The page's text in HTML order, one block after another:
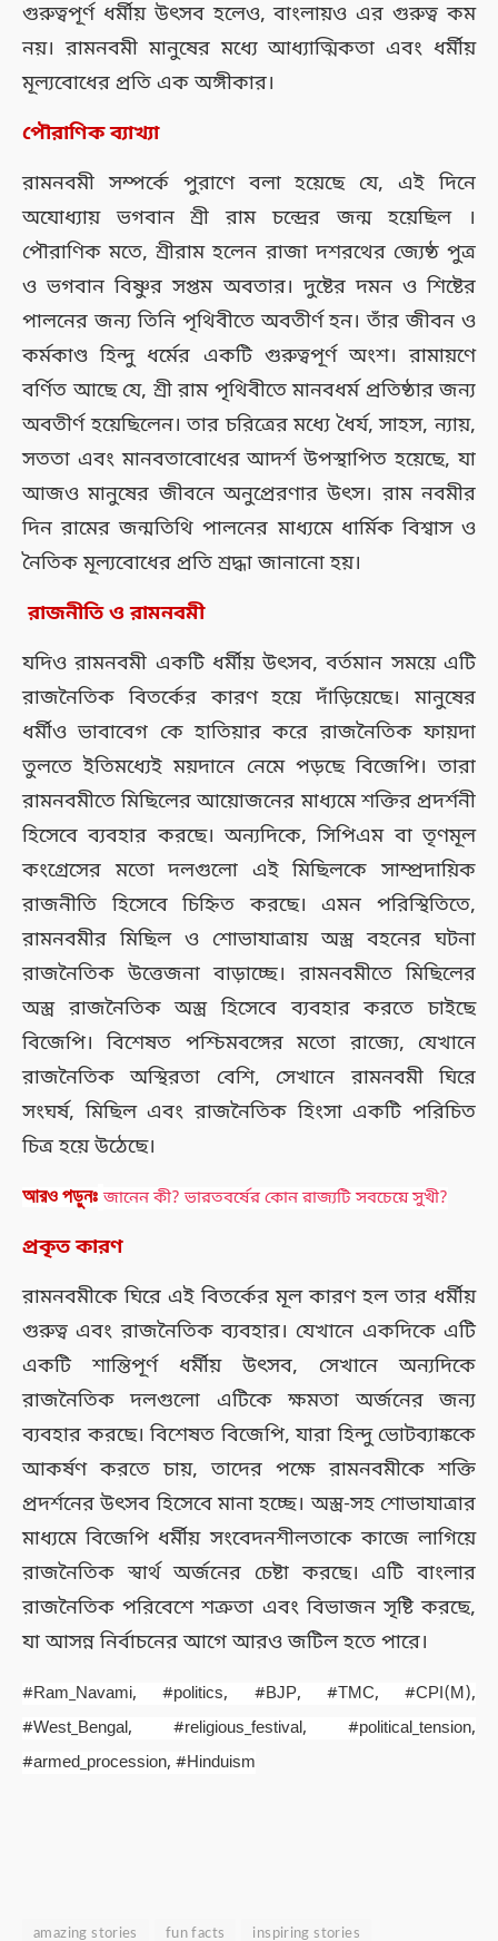
গুরুত্বপূর্ণ ধর্মীয় উৎসব হলেও, বাংলায়ও এর গুরুত্ব কম
নয়। রামনবমী মানুষের মধ্যে আধ্যাত্মিকতা এবং ধর্মীয়
মূল্যবোধের প্রতি এক অঙ্গীকার।
পৌরাণিক ব্যাখ্যা
রামনবমী সম্পর্কে পুরাণে বলা হয়েছে যে, এই দিনে
অযোধ্যায় ভগবান শ্রী রাম চন্দ্রের জন্ম হয়েছিল ।
পৌরাণিক মতে, শ্রীরাম হলেন রাজা দশরথের জ্যেষ্ঠ পুত্র
ও ভগবান বিষ্ণুর সপ্তম অবতার। দুষ্টের দমন ও শিষ্টের
পালনের জন্য তিনি পৃথিবীতে অবতীর্ণ হন। তাঁর জীবন ও
কর্মকাণ্ড হিন্দু ধর্মের একটি গুরুত্বপূর্ণ অংশ। রামায়ণে
বর্ণিত আছে যে, শ্রী রাম পৃথিবীতে মানবধর্ম প্রতিষ্ঠার জন্য
অবতীর্ণ হয়েছিলেন। তার চরিত্রের মধ্যে ধৈর্য, সাহস, ন্যায়,
সততা এবং মানবতাবোধের আদর্শ উপস্থাপিত হয়েছে, যা
আজও মানুষের জীবনে অনুপ্রেরণার উৎস। রাম নবমীর
দিন রামের জন্মতিথি পালনের মাধ্যমে ধার্মিক বিশ্বাস ও
নৈতিক মূল্যবোধের প্রতি শ্রদ্ধা জানানো হয়।
রাজনীতি ও রামনবমী
যদিও রামনবমী একটি ধর্মীয় উৎসব, বর্তমান সময়ে এটি
রাজনৈতিক বিতর্কের কারণ হয়ে দাঁড়িয়েছে। মানুষের
ধর্মীও ভাবাবেগ কে হাতিয়ার করে রাজনৈতিক ফায়দা
তুলতে ইতিমধ্যেই ময়দানে নেমে পড়ছে বিজেপি। তারা
রামনবমীতে মিছিলের আয়োজনের মাধ্যমে শক্তির প্রদর্শনী
হিসেবে ব্যবহার করছে। অন্যদিকে, সিপিএম বা তৃণমূল
কংগ্রেসের মতো দলগুলো এই মিছিলকে সাম্প্রদায়িক
রাজনীতি হিসেবে চিহ্নিত করছে। এমন পরিস্থিতিতে,
রামনবমীর মিছিল ও শোভাযাত্রায় অস্ত্র বহনের ঘটনা
রাজনৈতিক উত্তেজনা বাড়াচ্ছে। রামনবমীতে মিছিলের
অস্ত্র রাজনৈতিক অস্ত্র হিসেবে ব্যবহার করতে চাইছে
বিজেপি। বিশেষত পশ্চিমবঙ্গের মতো রাজ্যে, যেখানে
রাজনৈতিক অস্থিরতা বেশি, সেখানে রামনবমী ঘিরে
সংঘর্ষ, মিছিল এবং রাজনৈতিক হিংসা একটি পরিচিত
চিত্র হয়ে উঠেছে।
আরও পড়ুনঃ জানেন কী? ভারতবর্ষের কোন রাজ্যটি সবচেয়ে সুখী?
প্রকৃত কারণ
রামনবমীকে ঘিরে এই বিতর্কের মূল কারণ হল তার ধর্মীয়
গুরুত্ব এবং রাজনৈতিক ব্যবহার। যেখানে একদিকে এটি
একটি শান্তিপূর্ণ ধর্মীয় উৎসব, সেখানে অন্যদিকে
রাজনৈতিক দলগুলো এটিকে ক্ষমতা অর্জনের জন্য
ব্যবহার করছে। বিশেষত বিজেপি, যারা হিন্দু ভোটব্যাঙ্ককে
আকর্ষণ করতে চায়, তাদের পক্ষে রামনবমীকে শক্তি
প্রদর্শনের উৎসব হিসেবে মানা হচ্ছে। অস্ত্র-সহ শোভাযাত্রার
মাধ্যমে বিজেপি ধর্মীয় সংবেদনশীলতাকে কাজে লাগিয়ে
রাজনৈতিক স্বার্থ অর্জনের চেষ্টা করছে। এটি বাংলার
রাজনৈতিক পরিবেশে শত্রুতা এবং বিভাজন সৃষ্টি করছে,
যা আসন্ন নির্বাচনের আগে আরও জটিল হতে পারে।
#Ram_Navami, #politics, #BJP, #TMC, #CPI(M),
#West_Bengal, #religious_festival, #political_tension,
#armed_procession, #Hinduism
amazing stories fun facts inspiring stories